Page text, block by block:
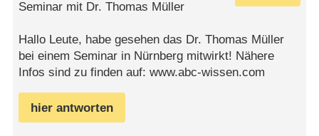
Seminar mit Dr. Thomas Müller
Hallo Leute, habe gesehen das Dr. Thomas Müller
bei einem Seminar in Nürnberg mitwirkt! Nähere
Infos sind zu finden auf: www.abc-wissen.com
hier antworten